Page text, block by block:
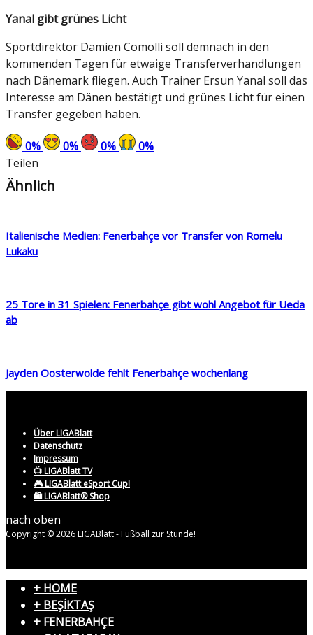
Yanal gibt grünes Licht
Sportdirektor Damien Comolli soll demnach in den
kommenden Tagen für etwaige Transferverhandlungen
nach Dänemark fliegen. Auch Trainer Ersun Yanal soll das
Interesse am Dänen bestätigt und grünes Licht für einen
Transfer gegeben haben.
0% 0% 0% 0%
Teilen
Ähnlich
Italienische Medien: Fenerbahçe vor Transfer von Romelu
Lukaku
25 Tore in 31 Spielen: Fenerbahçe gibt wohl Angebot für Ueda
ab
Jayden Oosterwolde fehlt Fenerbahçe wochenlang
Über LIGABlatt
Datenschutz
Impressum
📺 LIGABlatt TV
🎮 LIGABlatt eSport Cup!
🛍️ LIGABlatt® Shop
nach oben
Copyright © 2026 LIGABlatt - Fußball zur Stunde!
+ HOME
+ BEŞİKTAŞ
+ FENERBAHÇE